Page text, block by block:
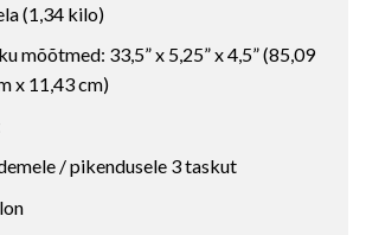
(1,34 kilo)
mõõtmed: 33,5” x 5,25” x 4,5” (85,09
x 11,43 cm)
/ pikendusele 3 taskut